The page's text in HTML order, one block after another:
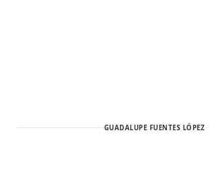
GUADALUPE FUENTES LÓPEZ